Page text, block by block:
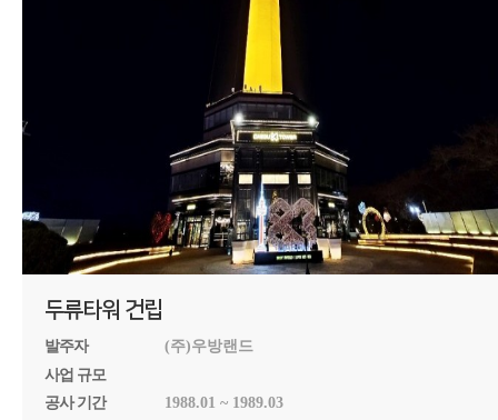
두류타워 건립
발주자
(주)우방랜드
사업 규모
공사 기간
1988.01 ~ 1989.03